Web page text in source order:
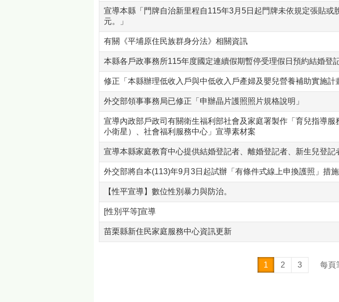
宣導本縣「門牌自治新里程自115年3月5日起門牌未依規定張貼
元。」
有關《平埔原住民族群身分法》相關資訊
本縣各戶政事務所115年度國定連續假期暫停受理假日預約結婚登
修正「本縣辦理低收入戶與中低收入戶產婦及嬰兒營養補助實施計
外交部領事事務局已修正「申辦晶片護照照片規格說明」
宣導內政部戶政司有關衛生福利部社會及家庭署製作「育兒指導
小衛星）、社會福利服務中心」宣導素材案
宣導本縣家庭教育中心提供結婚登記者、離婚登記者、新生兒登記
外交部將自本(113)年9月3日起試辦「有條件式線上申換護照」措施
【性平宣導】數位性別暴力與防治。
[性別平等]宣導
苗栗縣新住民家庭服務中心資訊更新
1 2 3 每頁